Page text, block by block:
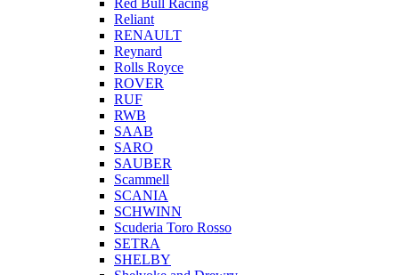
Red Bull Racing
Reliant
RENAULT
Reynard
Rolls Royce
ROVER
RUF
RWB
SAAB
SARO
SAUBER
Scammell
SCANIA
SCHWINN
Scuderia Toro Rosso
SETRA
SHELBY